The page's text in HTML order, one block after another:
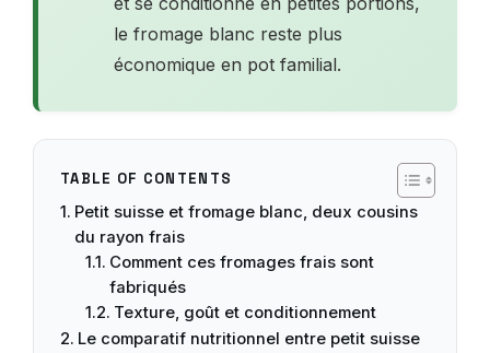
le fromage blanc reste plus
économique en pot familial.
TABLE OF CONTENTS
Petit suisse et fromage blanc, deux cousins
du rayon frais
Comment ces fromages frais sont
fabriqués
Texture, goût et conditionnement
Le comparatif nutritionnel entre petit suisse